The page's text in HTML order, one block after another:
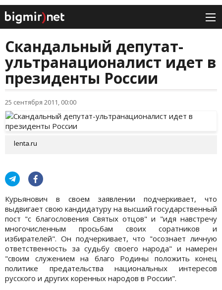
Скандальный депутат-
ультранационалист идет в
президенты России
25 сентября 2011, 00:00
lenta.ru
Курьянович в своем заявлении подчеркивает, что
выдвигает свою кандидатуру на высший государственный
пост "с благословения Святых отцов" и "идя навстречу
многочисленным просьбам своих соратников и
избирателей". Он подчеркивает, что "осознает личную
ответственность за судьбу своего народа" и намерен
"своим служением на благо Родины положить конец
политике предательства национальных интересов
русского и других коренных народов в России".